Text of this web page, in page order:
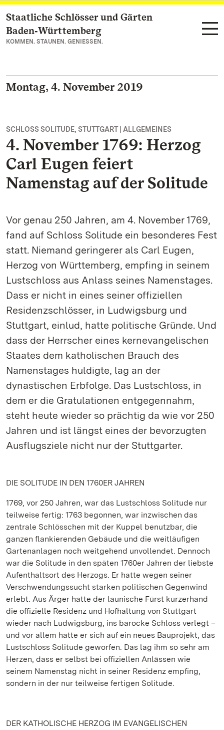
Zum Hauptinhalt springen
Staatliche Schlösser und Gärten
Baden‑Württemberg
KOMMEN. STAUNEN. GENIESSEN.
Montag, 4. November 2019
SCHLOSS SOLITUDE, STUTTGART | ALLGEMEINES
4. November 1769: Herzog
Carl Eugen feiert
Namenstag auf der Solitude
Vor genau 250 Jahren, am 4. November 1769,
fand auf Schloss Solitude ein besonderes Fest
statt. Niemand geringerer als Carl Eugen,
Herzog von Württemberg, empfing in seinem
Lustschloss aus Anlass seines Namenstages.
Dass er nicht in eines seiner offiziellen
Residenzschlösser, in Ludwigsburg und
Stuttgart, einlud, hatte politische Gründe. Und
dass der Herrscher eines kernevangelischen
Staates dem katholischen Brauch des
Namenstages huldigte, lag an der
dynastischen Erbfolge. Das Lustschloss, in
dem er die Gratulationen entgegennahm,
steht heute wieder so prächtig da wie vor 250
Jahren und ist längst eines der bevorzugten
Ausflugsziele nicht nur der Stuttgarter.
DIE SOLITUDE IN DEN 1760ER JAHREN
1769, vor 250 Jahren, war das Lustschloss Solitude nur
teilweise fertig: 1763 begonnen, war inzwischen das
zentrale Schlösschen mit der Kuppel benutzbar, die
ganzen flankierenden Gebäude und die weitläufigen
Gartenanlagen noch weitgehend unvollendet. Dennoch
war die Solitude in den späten 1760er Jahren der liebste
Aufenthaltsort des Herzogs. Er hatte wegen seiner
Verschwendungssucht starken politischen Gegenwind
erlebt. Aus Ärger hatte der launische Fürst kurzerhand
die offizielle Residenz und Hofhaltung von Stuttgart
wieder nach Ludwigsburg, ins barocke Schloss verlegt –
und vor allem hatte er sich auf ein neues Bauprojekt, das
Lustschloss Solitude geworfen. Das lag ihm so sehr am
Herzen, dass er selbst bei offiziellen Anlässen wie
seinem Namenstag nicht in seiner Residenz empfing,
sondern in der nur teilweise fertigen Solitude.
DER KATHOLISCHE HERZOG IM EVANGELISCHEN